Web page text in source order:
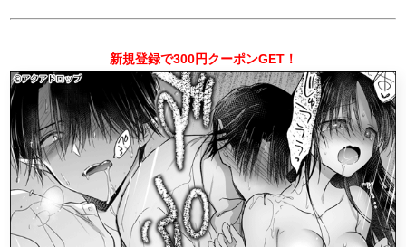
新規登録で300円クーポンGET！